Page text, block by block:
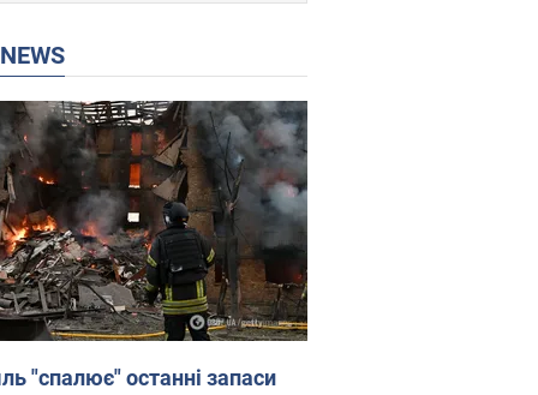
NEWS
"спалює" останні запаси